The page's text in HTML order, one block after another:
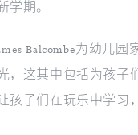
学期。
Balcombe为幼儿
，这其中包括为孩
孩子们在玩乐中学习